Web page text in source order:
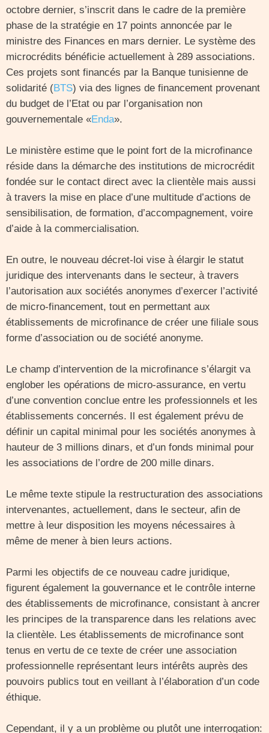
octobre dernier, s’inscrit dans le cadre de la première
phase de la stratégie en 17 points annoncée par le
ministre des Finances en mars dernier. Le système des
microcrédits bénéficie actuellement à 289 associations.
Ces projets sont financés par la Banque tunisienne de
solidarité (BTS) via des lignes de financement provenant
du budget de l’Etat ou par l’organisation non
gouvernementale «Enda».
Le ministère estime que le point fort de la microfinance
réside dans la démarche des institutions de microcrédit
fondée sur le contact direct avec la clientèle mais aussi
à travers la mise en place d’une multitude d’actions de
sensibilisation, de formation, d’accompagnement, voire
d’aide à la commercialisation.
En outre, le nouveau décret-loi vise à élargir le statut
juridique des intervenants dans le secteur, à travers
l’autorisation aux sociétés anonymes d’exercer l’activité
de micro-financement, tout en permettant aux
établissements de microfinance de créer une filiale sous
forme d’association ou de société anonyme.
Le champ d’intervention de la microfinance s’élargit va
englober les opérations de micro-assurance, en vertu
d’une convention conclue entre les professionnels et les
établissements concernés. Il est également prévu de
définir un capital minimal pour les sociétés anonymes à
hauteur de 3 millions dinars, et d’un fonds minimal pour
les associations de l’ordre de 200 mille dinars.
Le même texte stipule la restructuration des associations
intervenantes, actuellement, dans le secteur, afin de
mettre à leur disposition les moyens nécessaires à
même de mener à bien leurs actions.
Parmi les objectifs de ce nouveau cadre juridique,
figurent également la gouvernance et le contrôle interne
des établissements de microfinance, consistant à ancrer
les principes de la transparence dans les relations avec
la clientèle. Les établissements de microfinance sont
tenus en vertu de ce texte de créer une association
professionnelle représentant leurs intérêts auprès des
pouvoirs publics tout en veillant à l’élaboration d’un code
éthique.
Cependant, il y a un problème ou plutôt une interrogation: